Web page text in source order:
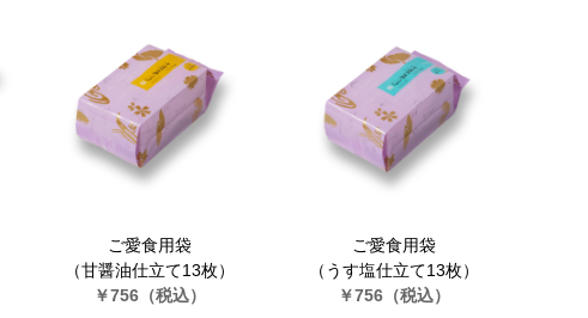
ご愛食用袋
（甘醤油仕立て13枚）
￥756 （税込）
ご愛食用袋
（うす塩仕立て13枚）
￥756 （税込）